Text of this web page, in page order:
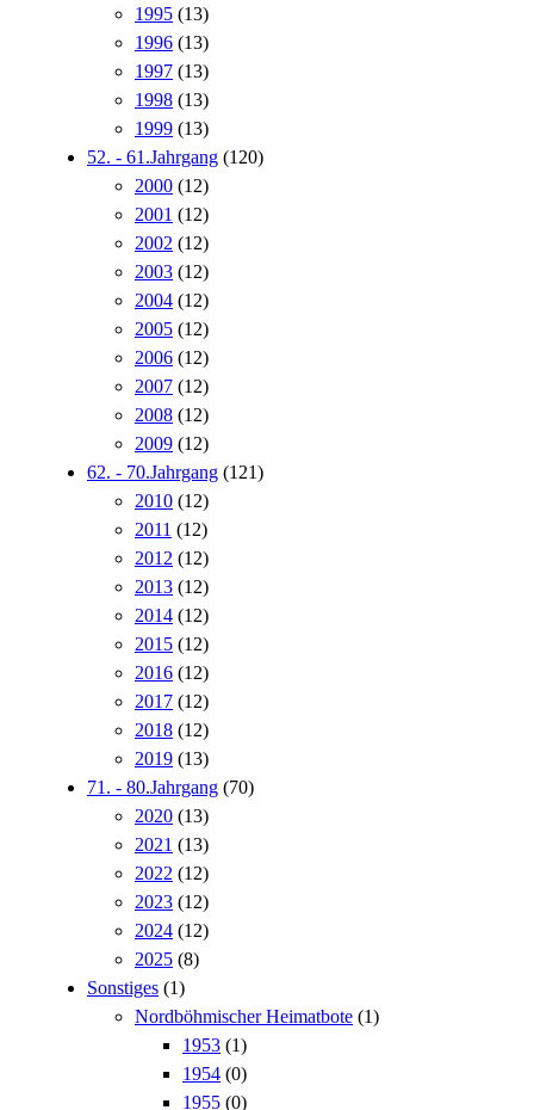
1995 (13)
1996 (13)
1997 (13)
1998 (13)
1999 (13)
52. - 61.Jahrgang (120)
2000 (12)
2001 (12)
2002 (12)
2003 (12)
2004 (12)
2005 (12)
2006 (12)
2007 (12)
2008 (12)
2009 (12)
62. - 70.Jahrgang (121)
2010 (12)
2011 (12)
2012 (12)
2013 (12)
2014 (12)
2015 (12)
2016 (12)
2017 (12)
2018 (12)
2019 (13)
71. - 80.Jahrgang (70)
2020 (13)
2021 (13)
2022 (12)
2023 (12)
2024 (12)
2025 (8)
Sonstiges (1)
Nordböhmischer Heimatbote (1)
1953 (1)
1954 (0)
1955 (0)